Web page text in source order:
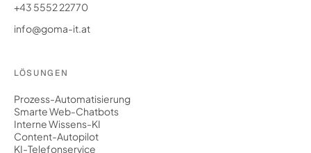
+43 5552 22770
info@goma-it.at
LÖSUNGEN
Prozess-Automatisierung
Smarte Web-Chatbots
Interne Wissens-KI
Content-Autopilot
KI-Telefonservice